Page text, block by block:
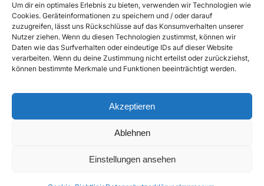
Um dir ein optimales Erlebnis zu bieten, verwenden wir Technologien wie
Cookies. Geräteinformationen zu speichern und / oder darauf
zuzugreifen, lässt uns Rückschlüsse auf das Konsumverhalten unserer
Nutzer ziehen. Wenn du diesen Technologien zustimmst, können wir
Daten wie das Surfverhalten oder eindeutige IDs auf dieser Website
verarbeiten. Wenn du deine Zustimmung nicht erteilst oder zurückziehst,
können bestimmte Merkmale und Funktionen beeinträchtigt werden.
Akzeptieren
Ablehnen
Einstellungen ansehen
YouTube
Newsletter
RSS-Feed Einsätze
RSS-Feed Webseite
Anmelden © 2026